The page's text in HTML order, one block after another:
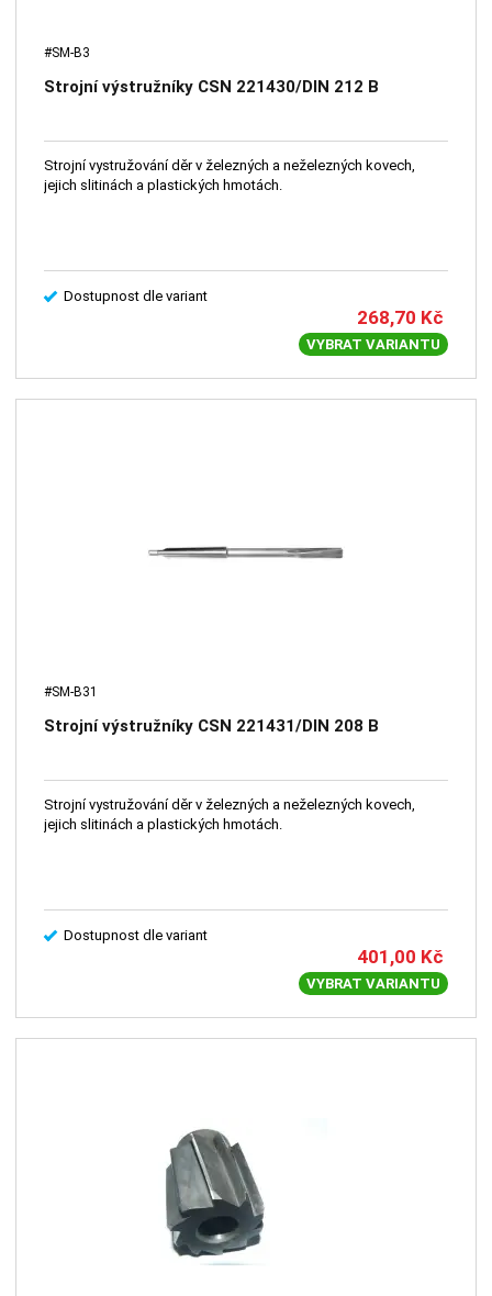
#SM-B3
Strojní výstružníky CSN 221430/DIN 212 B
Strojní vystružování děr v železných a neželezných kovech,
jejich slitinách a plastických hmotách.
Dostupnost dle variant
268,70 Kč
VYBRAT VARIANTU
#SM-B31
Strojní výstružníky CSN 221431/DIN 208 B
Strojní vystružování děr v železných a neželezných kovech,
jejich slitinách a plastických hmotách.
Dostupnost dle variant
401,00 Kč
VYBRAT VARIANTU